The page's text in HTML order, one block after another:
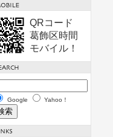
QRコード
葛飾区時間
モバイル！
Google Yahoo！